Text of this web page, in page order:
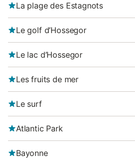
La plage des Estagnots
Le golf d’Hossegor
Le lac d’Hossegor
Les fruits de mer
Le surf
Atlantic Park
Bayonne